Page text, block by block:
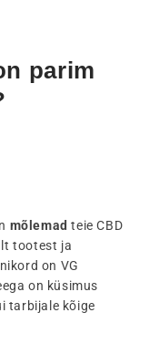
parim
mõlemadteie CBD
tootest ja
on VG
on küsimus
tarbijale kõige